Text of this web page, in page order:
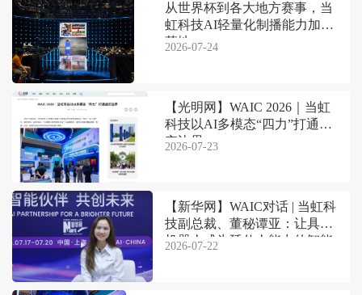
从世界杯到各大地方赛事，当
虹科技AI轻量化制播能力加速
落地
2026-07-24
【光明网】WAIC 2026｜当虹
科技以AI多模态“四力”打通虚
实边界
2026-07-23
【新华网】WAIC对话 | 当虹科
技副总裁、董秘谭亚：让具身
机器人成为延伸人能力的智能
2026-07-22